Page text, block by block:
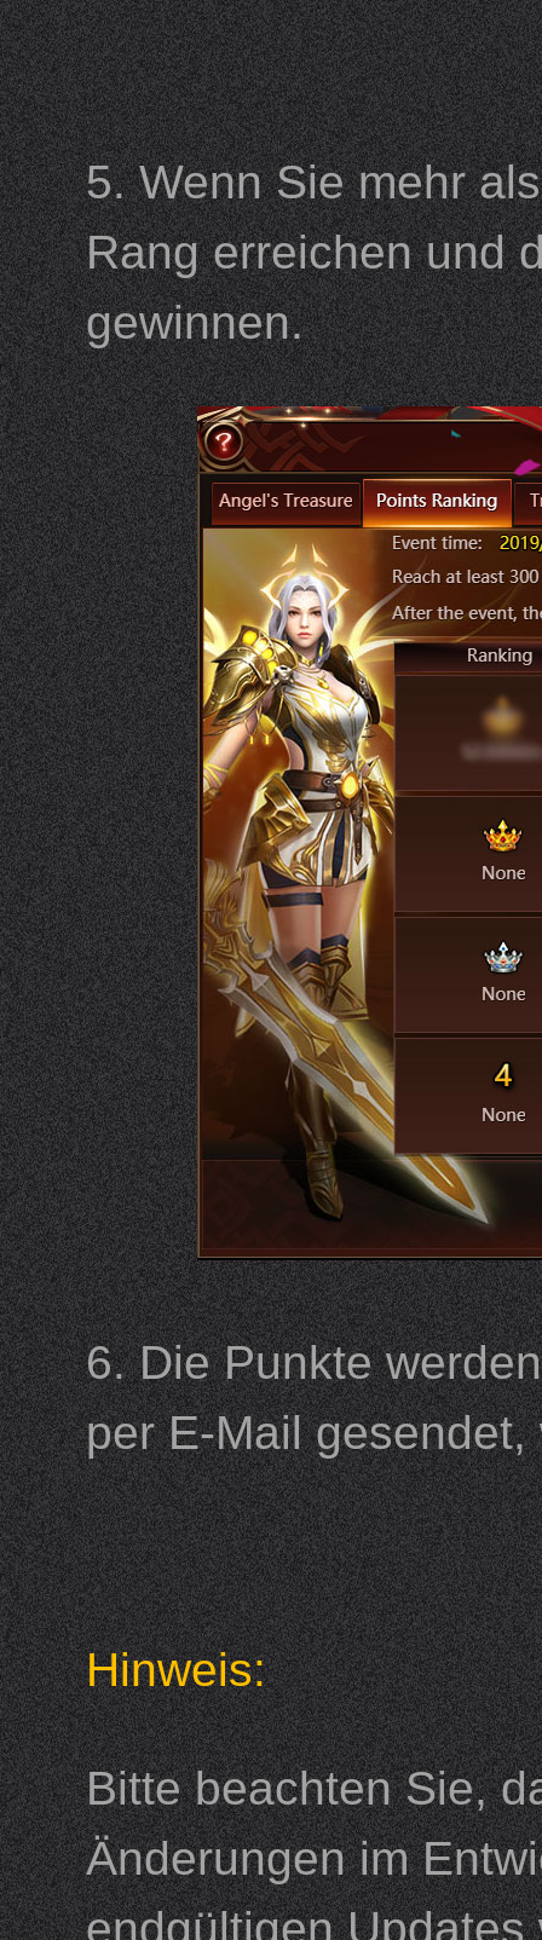
5. Wenn Sie mehr
Rang erreichen und
gewinnen.
6. Die Punkte
per E-Mail
Hinweis:
Bitte beachten Sie,
Änderungen im
endgültigen